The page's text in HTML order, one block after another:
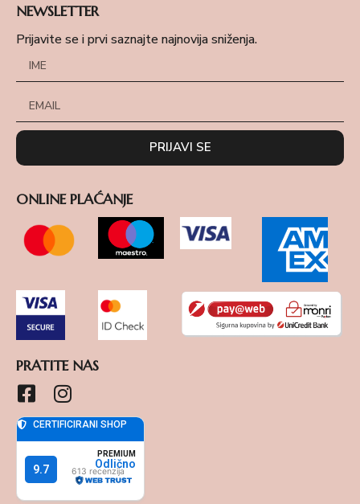
NEWSLETTER
Prijavite se i prvi saznajte najnovija sniženja.
PRIJAVI SE
ONLINE PLAĆANJE
PRATITE NAS